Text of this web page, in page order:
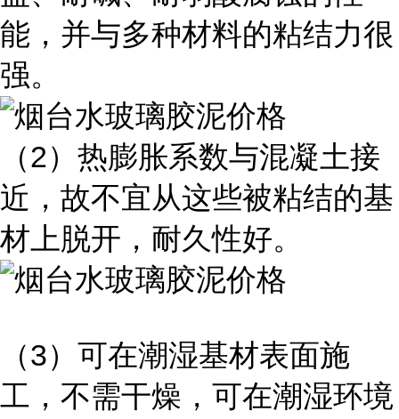
能，并与多种材料的粘结力很
强。
（2）热膨胀系数与混凝土接
近，故不宜从这些被粘结的基
材上脱开，耐久性好。
（3）可在潮湿基材表面施
工，不需干燥，可在潮湿环境